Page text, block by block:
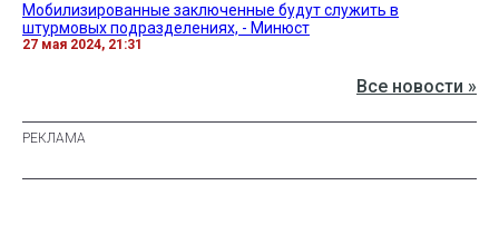
Мобилизированные заключенные будут служить в
штурмовых подразделениях, - Минюст
27 мая 2024, 21:31
Все новости »